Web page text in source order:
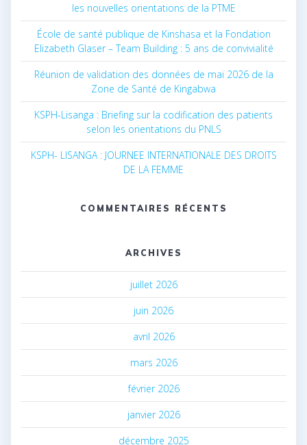
les nouvelles orientations de la PTME
École de santé publique de Kinshasa et la Fondation
Elizabeth Glaser – Team Building : 5 ans de convivialité
Réunion de validation des données de mai 2026 de la
Zone de Santé de Kingabwa
KSPH-Lisanga : Briefing sur la codification des patients
selon les orientations du PNLS
KSPH- LISANGA : JOURNEE INTERNATIONALE DES DROITS
DE LA FEMME
COMMENTAIRES RÉCENTS
ARCHIVES
juillet 2026
juin 2026
avril 2026
mars 2026
février 2026
janvier 2026
décembre 2025